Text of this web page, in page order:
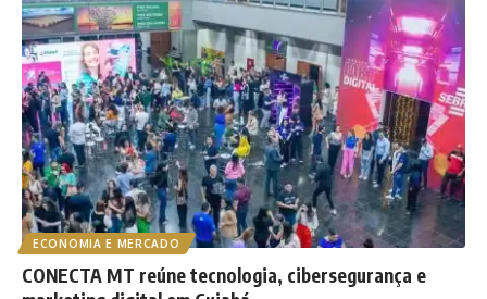
ECONOMIA E MERCADO
CONECTA MT reúne tecnologia, cibersegurança e